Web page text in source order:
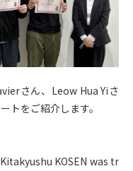
さん、Leow Hua Yiさ
トをご紹介します。
KOSEN was tr